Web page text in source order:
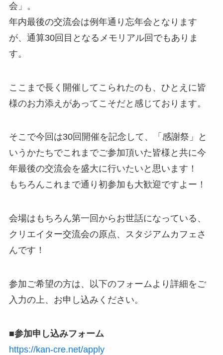
会」。
年内最後の交流会は例年通り忘年会となります
が、通算30回目となるメモリアル回でもありま
す。
ここまで長く開催してこられたのも、ひとえに皆
様のお力添えがあってこそだと感じております。
そこで今回は30回開催を記念して、「感謝祭」と
いうかたちでこれまでご参加頂いた皆様と共に今
年最後の交流会を盛大に行いたいと思います！
もちろんこれまで通り初参加も大歓迎ですよー！
会場はもちろん第一回からお世話になっている、
クリエイター交流会の原点、スタジアムカフェさ
んです！
参加ご希望の方は、以下のフォームより詳細をご
入力の上、お申し込みください。
■参加申し込みフォーム
https://kan-cre.net/apply